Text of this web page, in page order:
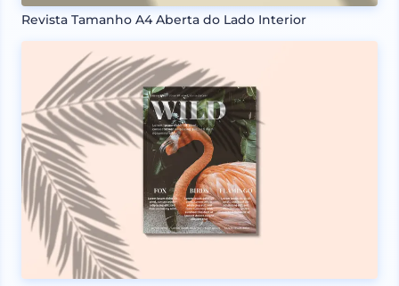
Revista Tamanho A4 Aberta do Lado Interior